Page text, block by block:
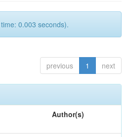
0.003 seconds).
previous 1 next
Author(s)